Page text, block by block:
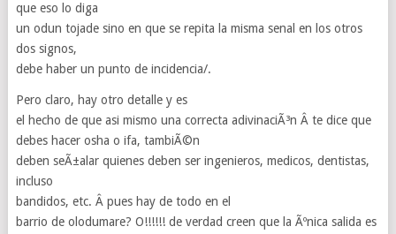
que eso lo diga
un odun tojade sino en que se repita la misma senal en los otros
dos signos,
debe haber un punto de incidencia/.
Pero claro, hay otro detalle y es
el hecho de que asi mismo una correcta adivinaciÃ³n Â te dice que
debes hacer osha o ifa, tambiÃ©n
deben seÃ±alar quienes deben ser ingenieros, medicos, dentistas,
incluso
bandidos, etc. Â pues hay de todo en el
barrio de olodumare? O!!!!!! de verdad creen que la Ãºnica salida es